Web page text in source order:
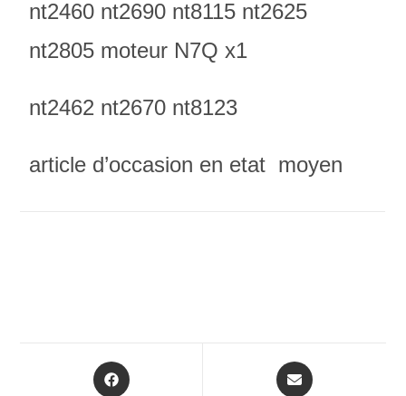
nt2460 nt2690 nt8115 nt2625
nt2805 moteur N7Q x1
nt2462 nt2670 nt8123
article d’occasion en etat moyen
Opens
in
Opens
in